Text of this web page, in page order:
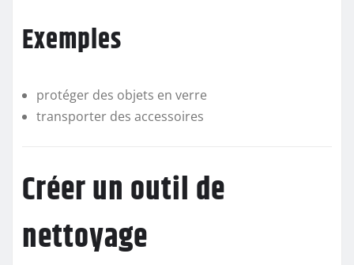
Exemples
protéger des objets en verre
transporter des accessoires
Créer un outil de
nettoyage